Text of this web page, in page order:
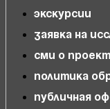
Экскурсии
Заявка на
СМИ о
Политика
Публичная